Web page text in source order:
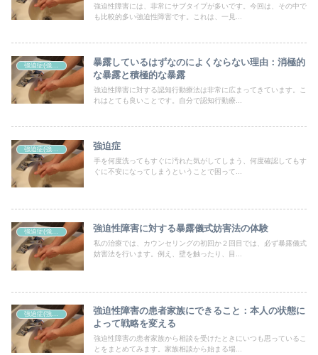
強迫性障害には、非常にサブタイプが多いです。今回は、その中で
も比較的多い強迫性障害です。これは、一見...
暴露しているはずなのによくならない理由：消極的
な暴露と積極的な暴露
強迫性障害に対する認知行動療法は非常に広まってきています。こ
れはとても良いことです。自分で認知行動療...
強迫症
手を何度洗ってもすぐに汚れた気がしてしまう、何度確認してもす
ぐに不安になってしまうということで困って...
強迫症(強迫性障害) 強迫性障害に対する暴露儀式妨害法の体験
私の治療では、カウンセリングの初回か２回目では、必ず暴露儀式
妨害法を行います。例え、壁を触ったり、目...
強迫症(強迫性障害)
強迫性障害の患者家族にできること：本人の状態に
よって戦略を変える
強迫性障害の患者家族から相談を受けたときにいつも思っているこ
とをまとめてみます。家族相談から始まる場...